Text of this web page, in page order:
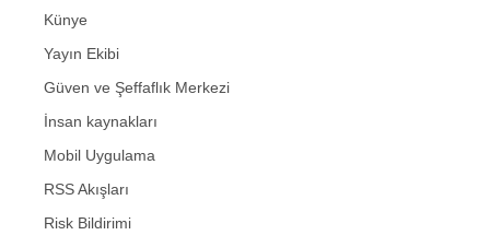
Künye
Yayın Ekibi
Güven ve Şeffaflık Merkezi
İnsan kaynakları
Mobil Uygulama
RSS Akışları
Risk Bildirimi